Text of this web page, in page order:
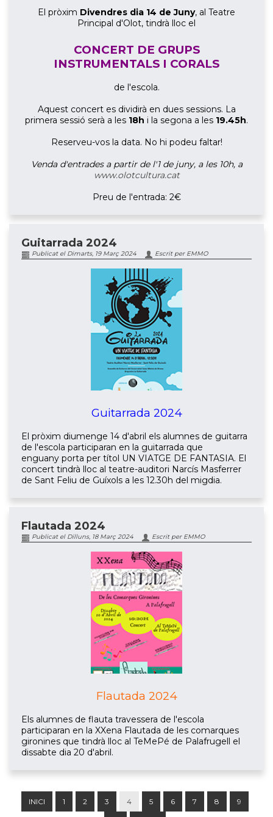
El pròxim Divendres dia 14 de Juny, al Teatre
Principal d'Olot, tindrà lloc el
CONCERT DE GRUPS
INSTRUMENTALS I CORALS
de l'escola.
Aquest concert es dividirà en dues sessions. La
primera sessió serà a les 18h i la segona a les 19.45h.
Reserveu-vos la data. No hi podeu faltar!
Venda d'entrades a partir de l'1 de juny, a les 10h, a
www.olotcultura.cat
Preu de l'entrada: 2€
Guitarrada 2024
Publicat el Dimarts, 19 Març 2024 Escrit per EMMO
Guitarrada 2024
El pròxim diumenge 14 d'abril els alumnes de guitarra
de l'escola participaran en la guitarrada que
enguany porta per títol UN VIATGE DE FANTASIA. El
concert tindrà lloc al teatre-auditori Narcís Masferrer
de Sant Feliu de Guíxols a les 12.30h del migdia.
Flautada 2024
Publicat el Dilluns, 18 Març 2024 Escrit per EMMO
Flautada 2024
Els alumnes de flauta travessera de l'escola
participaran en la XXena Flautada de les comarques
gironines que tindrà lloc al TeMePé de Palafrugell el
dissabte dia 20 d'abril.
INICI 1 2 3 4 5 6 7 8 9